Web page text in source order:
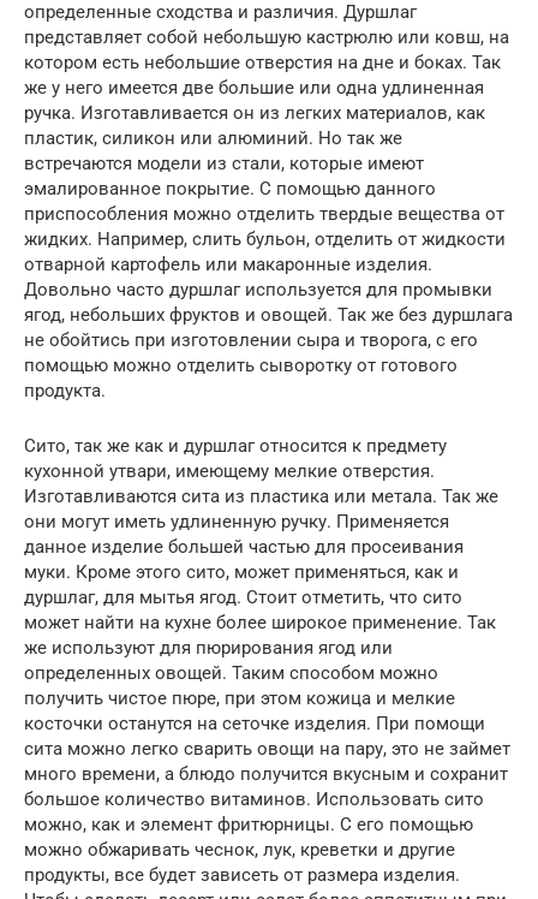
определенные сходства и различия. Дуршлаг
представляет собой небольшую кастрюлю или ковш, на
котором есть небольшие отверстия на дне и боках. Так
же у него имеется две большие или одна удлиненная
ручка. Изготавливается он из легких материалов, как
пластик, силикон или алюминий. Но так же
встречаются модели из стали, которые имеют
эмалированное покрытие. С помощью данного
приспособления можно отделить твердые вещества от
жидких. Например, слить бульон, отделить от жидкости
отварной картофель или макаронные изделия.
Довольно часто дуршлаг используется для промывки
ягод, небольших фруктов и овощей. Так же без дуршлага
не обойтись при изготовлении сыра и творога, с его
помощью можно отделить сыворотку от готового
продукта.
Сито, так же как и дуршлаг относится к предмету
кухонной утвари, имеющему мелкие отверстия.
Изготавливаются сита из пластика или метала. Так же
они могут иметь удлиненную ручку. Применяется
данное изделие большей частью для просеивания
муки. Кроме этого сито, может применяться, как и
дуршлаг, для мытья ягод. Стоит отметить, что сито
может найти на кухне более широкое применение. Так
же используют для пюрирования ягод или
определенных овощей. Таким способом можно
получить чистое пюре, при этом кожица и мелкие
косточки останутся на сеточке изделия. При помощи
сита можно легко сварить овощи на пару, это не займет
много времени, а блюдо получится вкусным и сохранит
большое количество витаминов. Использовать сито
можно, как и элемент фритюрницы. С его помощью
можно обжаривать чеснок, лук, креветки и другие
продукты, все будет зависеть от размера изделия.